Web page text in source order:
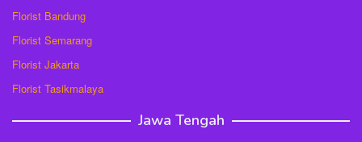
Florist Bandung
Florist Semarang
Florist Jakarta
Florist Tasikmalaya
Jawa Tengah